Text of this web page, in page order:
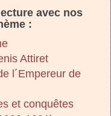
avec nos
:
Attiret
l´Empereur de
et conquêtes